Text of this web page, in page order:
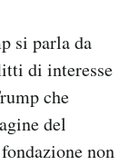
si parla da
di interesse
che
del
non